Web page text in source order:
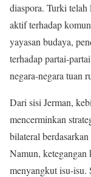
diaspora. Turki
aktif terhadap
yayasan budaya,
terhadap partai-
negara-negara tuan
Dari sisi Jerman,
mencerminkan
bilateral
Namun, ketegangan
menyangkut isu-isu.